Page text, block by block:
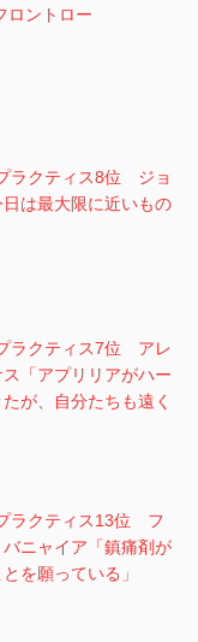
ロントロー
ラクティス8位 ジョ
は最大限に近いもの
ラクティス7位 アレ
「アプリリアがハー
が、自分たちも遠く
ラクティス13位 フ
ニャイア「鎮痛剤が
を願っている」